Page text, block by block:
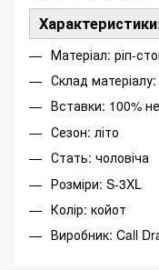
Матеріал: ріп-
Склад
Вставки: 100%
Сезон: літо
Стать: чоловіча
Розміри: S-3XL
Колір: койот
Виробник: Call